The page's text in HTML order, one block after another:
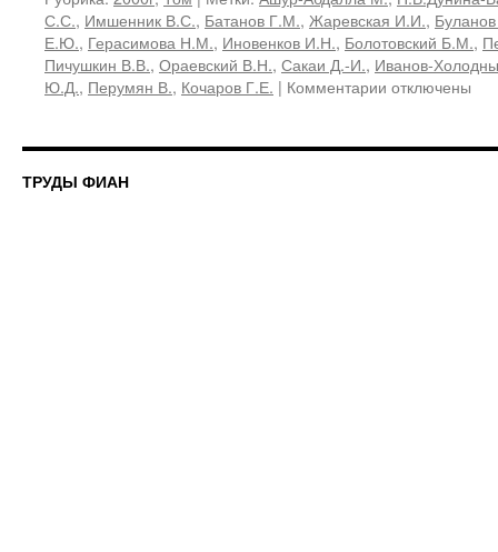
С.С., Имшенник В.С., Батанов Г.М., Жаревская И.И.,
Е.Ю., Герасимова Н.М., Иновенков И.Н., Болотовский Б.М.,
Пичушкин В.В., Ораевский В.Н., Сакаи Д.-И., Иванов-
Ю.Д., Перумян В., Кочаров Г.Е. | Комментарии к
2000
отключены
ТРУДЫ ФИАН